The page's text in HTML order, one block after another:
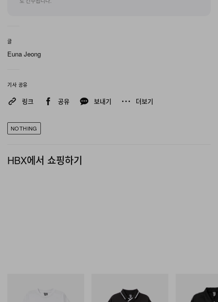
글
Euna Jeong
기사 공유
링크 공유 보내기 더보기
NOTHING
HBX에서 쇼핑하기
Billionaire Boys Club X Initial
D Cotton T-Shirt 3
Billionaire Boys Club X Initial
D Game Shirt
Billionaire
D Cotton Jacket